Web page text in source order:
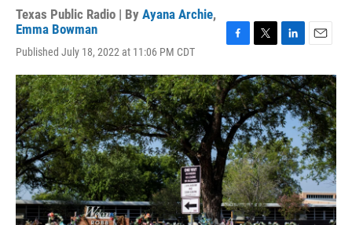
Texas Public Radio | By Ayana Archie,
Emma Bowman
Published July 18, 2022 at 11:06 PM CDT
c
e
b
o
o
k
i
t
t
e
r
n
k
e
d
I
n
a
i
l